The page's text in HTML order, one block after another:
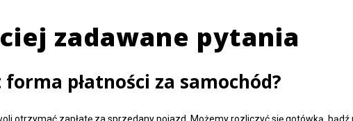
zadawane pytania
forma płatności za samochód?